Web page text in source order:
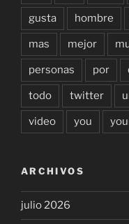
gusta hombre
mas mejor
personas por
todo twitter
video you
ARCHIVOS
julio 2026